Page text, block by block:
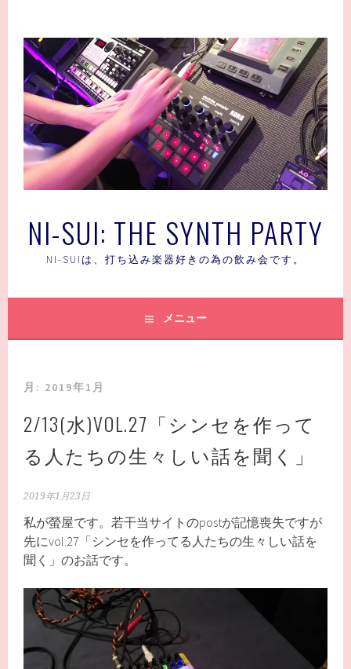
NI-SUI: THE SYNTH PARTY
NI-SUIは、打ち込み楽器好きの為の飲み会です。
メニュー
月: 2019年1月
2/13(水)VOL.27「シンセを作って
る人たちの生々しい話を聞く」
2019年1月23日
私が螢屋です。若干当サイトのpostが記憶喪失ですが
先にvol.27「シンセを作ってる人たちの生々しい話を
聞く」のお話です。